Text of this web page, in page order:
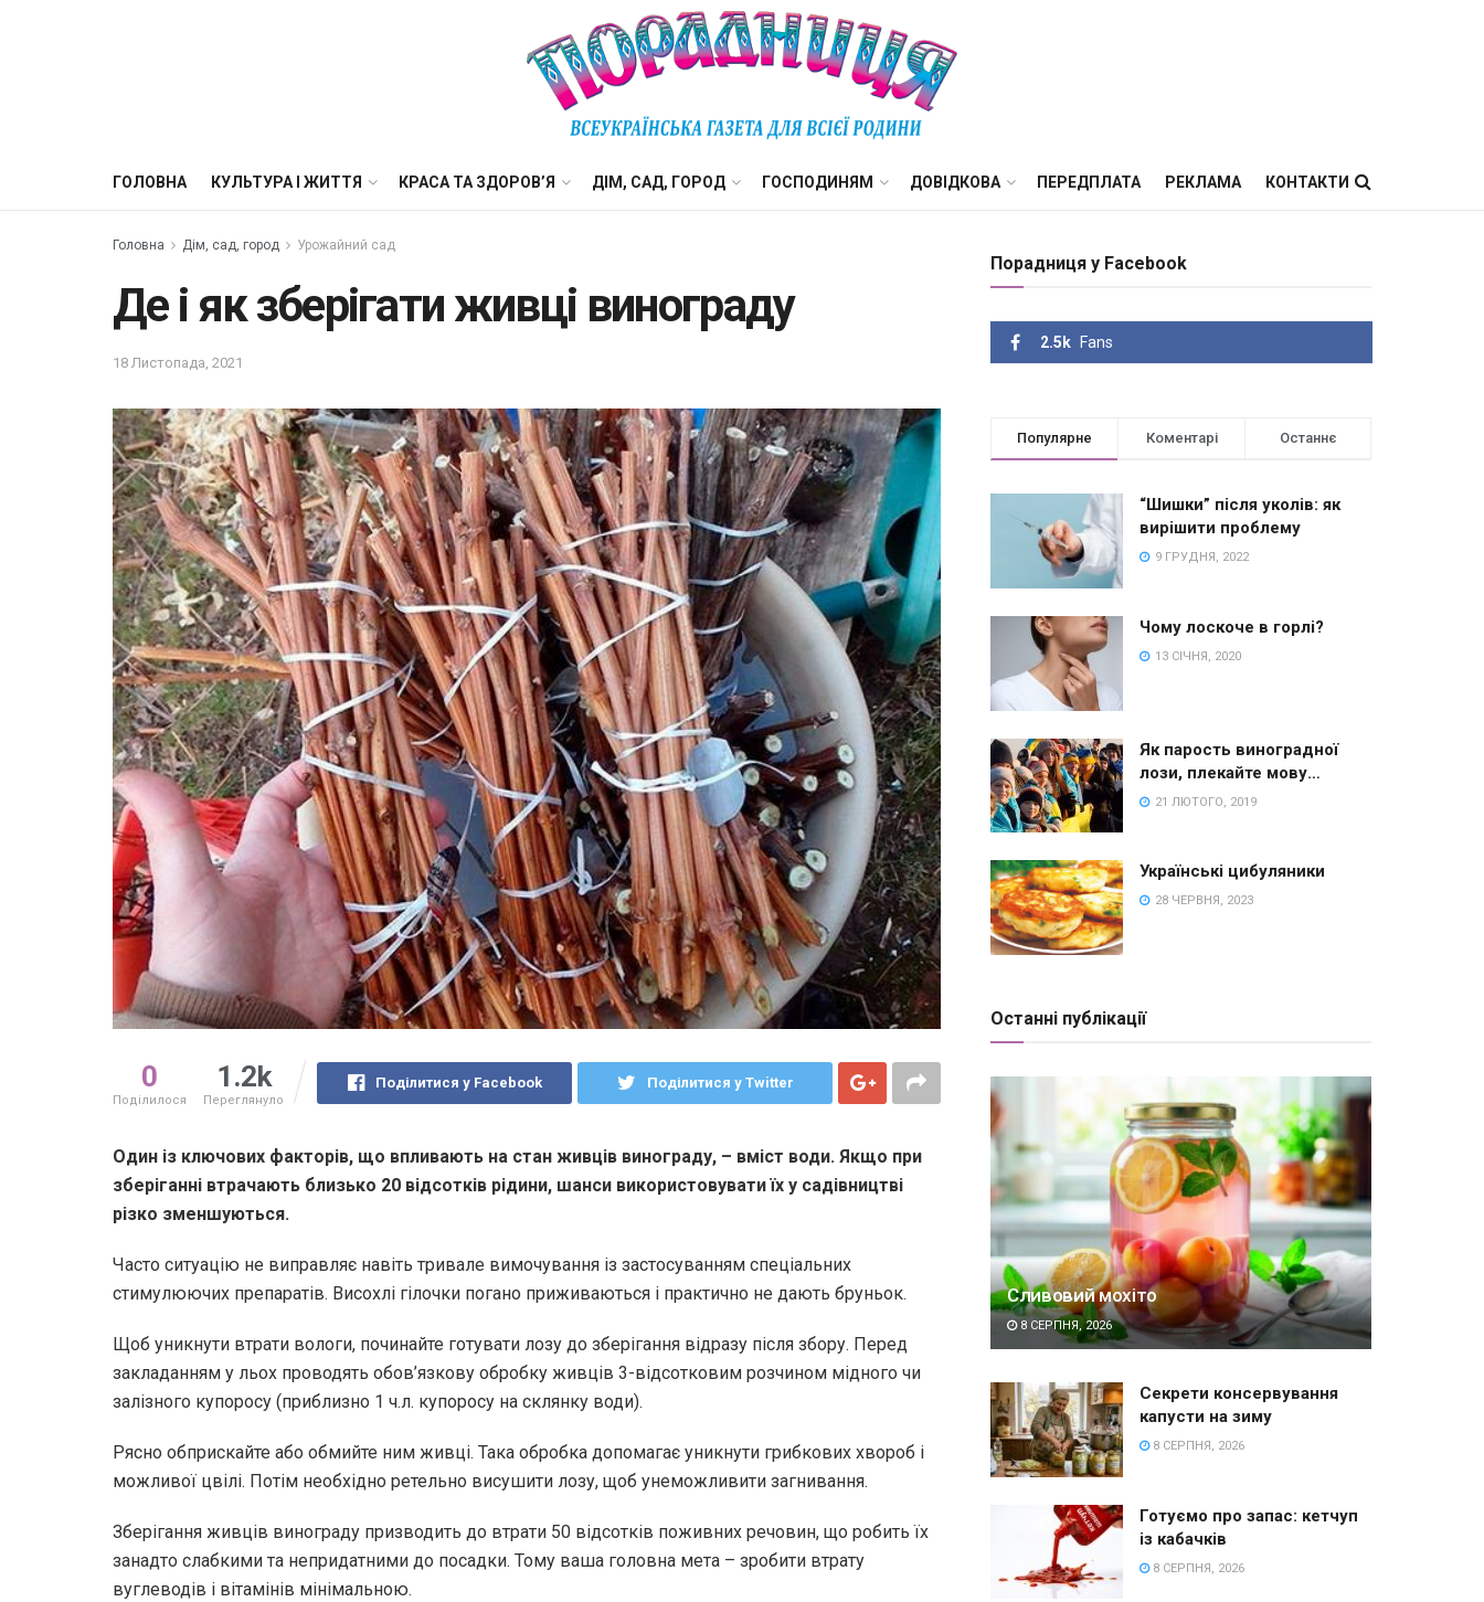
ГОЛОВНА КУЛЬТУРА І ЖИТТЯ КРАСА ТА ЗДОРОВ’Я ДІМ, САД, ГОРОД ГОСПОДИНЯМ ДОВІДКОВА ПЕРЕДПЛАТА РЕКЛАМА КОНТАКТИ
Головна Дім, сад, город Урожайний сад
Де і як зберігати живці винограду
18 Листопада, 2021
0
Поділилося
1.2k
Переглянуло
Поділитися у Facebook Поділитися у Twitter
Один із ключових факторів, що впливають на стан живців винограду, – вміст води. Якщо при
зберіганні втрачають близько 20 відсотків рідини, шанси використовувати їх у садівництві
різко зменшуються.
Часто ситуацію не виправляє навіть тривале вимочування із застосуванням спеціальних
стимулюючих препаратів. Висохлі гілочки погано приживаються і практично не дають бруньок.
Щоб уникнути втрати вологи, починайте готувати лозу до зберігання відразу після збору. Перед
закладанням у льох проводять обов’язкову обробку живців 3-відсотковим розчином мідного чи
залізного купоросу (приблизно 1 ч.л. купоросу на склянку води).
Рясно обприскайте або обмийте ним живці. Така обробка допомагає уникнути грибкових хвороб і
можливої цвілі. Потім необхідно ретельно висушити лозу, щоб унеможливити загнивання.
Зберігання живців винограду призводить до втрати 50 відсотків поживних речовин, що робить їх
занадто слабкими та непридатними до посадки. Тому ваша головна мета – зробити втрату
вуглеводів і вітамінів мінімальною.
Порадниця у Facebook
2.5k Fans
Популярне Коментарі Останнє
“Шишки” після уколів: як
вирішити проблему
9 ГРУДНЯ, 2022
Чому лоскоче в горлі?
13 СІЧНЯ, 2020
Як парость виноградної
лози, плекайте мову…
21 ЛЮТОГО, 2019
Українські цибуляники
28 ЧЕРВНЯ, 2023
Останні публікації
Сливовий мохіто
8 СЕРПНЯ, 2026
Секрети консервування
капусти на зиму
8 СЕРПНЯ, 2026
Готуємо про запас: кетчуп
із кабачків
8 СЕРПНЯ, 2026